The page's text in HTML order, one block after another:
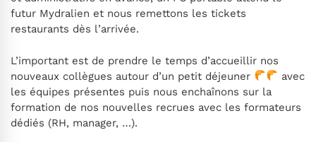
futur Mydralien et nous remettons les tickets
restaurants dès l’arrivée.
L’important est de prendre le temps d’accueillir nos
nouveaux collègues autour d’un petit déjeuner
avec
les équipes présentes puis nous enchaînons sur la
formation de nos nouvelles recrues avec les formateurs
dédiés (RH, manager, …).